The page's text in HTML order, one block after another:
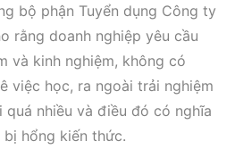
bộ phận Tuyển dụng Công ty
rằng doanh nghiệp yêu cầu
và kinh nghiệm, không có
việc học, ra ngoài trải nghiệm
quá nhiều và điều đó có nghĩa
bị hổng kiến thức.